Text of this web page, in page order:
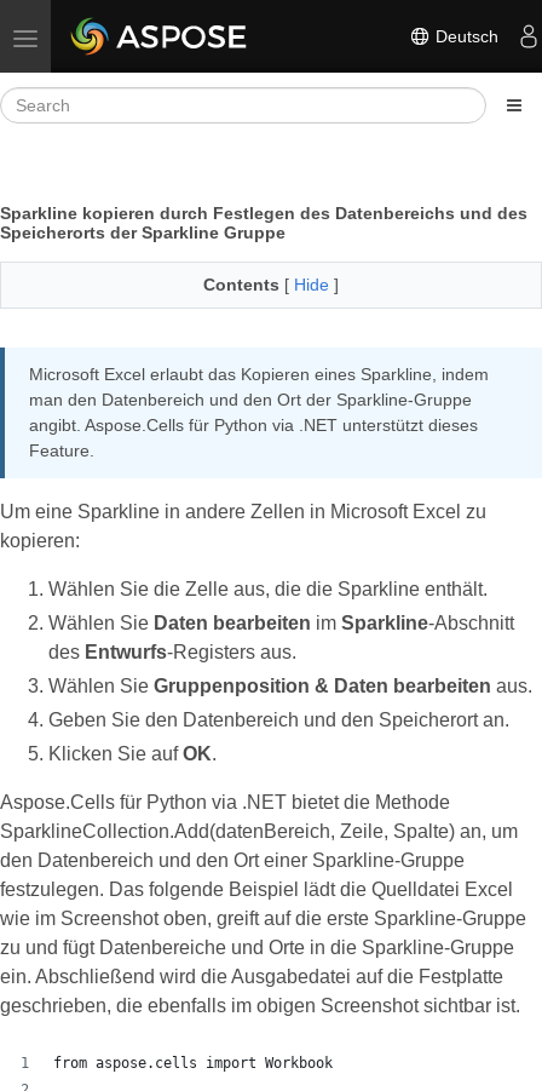
Toggle navigation Deutsch
Sparkline kopieren durch Festlegen des Datenbereichs und des
Speicherorts der Sparkline Gruppe
Contents [ Hide ]
Microsoft Excel erlaubt das Kopieren eines Sparkline, indem
man den Datenbereich und den Ort der Sparkline-Gruppe
angibt. Aspose.Cells für Python via .NET unterstützt dieses
Feature.
Um eine Sparkline in andere Zellen in Microsoft Excel zu
kopieren:
Wählen Sie die Zelle aus, die die Sparkline enthält.
Wählen Sie Daten bearbeiten im Sparkline-Abschnitt
des Entwurfs-Registers aus.
Wählen Sie Gruppenposition & Daten bearbeiten aus.
Geben Sie den Datenbereich und den Speicherort an.
Klicken Sie aufOK.
Aspose.Cells für Python via .NET bietet die Methode
SparklineCollection.Add(datenBereich, Zeile, Spalte) an, um
den Datenbereich und den Ort einer Sparkline-Gruppe
festzulegen. Das folgende Beispiel lädt die Quelldatei Excel
wie im Screenshot oben, greift auf die erste Sparkline-Gruppe
zu und fügt Datenbereiche und Orte in die Sparkline-Gruppe
ein. Abschließend wird die Ausgabedatei auf die Festplatte
geschrieben, die ebenfalls im obigen Screenshot sichtbar ist.
from aspose.cells import Workbook